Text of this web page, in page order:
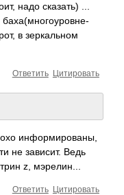
надо сказать) ...
баха(многоуровне­
в зеркальном
Цитировать
Ответить
информированы,
не зависит. Ведь
z, мэрелин...
Цитировать
Ответить